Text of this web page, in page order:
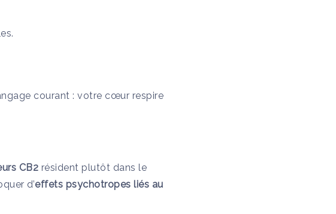
courant : votre cœur respire
CB2 résident plutôt dans le
d’effets psychotropes liés au